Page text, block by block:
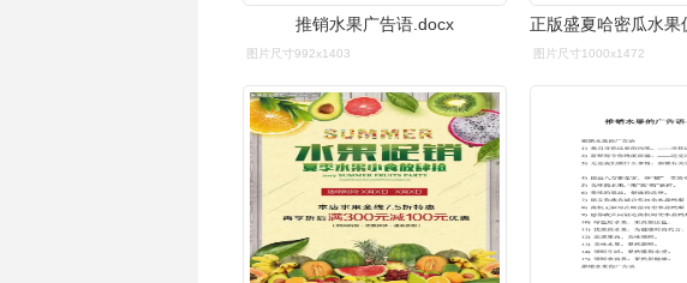
推销水果广告语.docx
图片尺寸992x1403 图片尺寸1000x1472